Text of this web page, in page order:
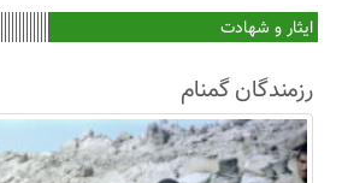
ایثار و شهادت
رزمندگان گمنام